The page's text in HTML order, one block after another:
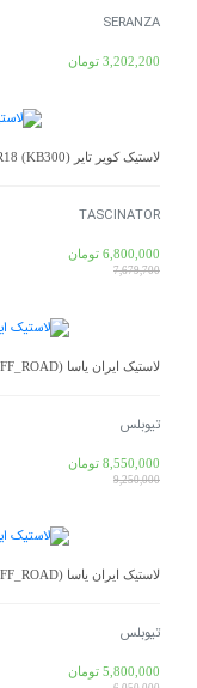
SERANZA
3,202,200 تومان
لاستیک کویر تایر 215/55R18 (KB300)
TASCINATOR
6,800,000 تومان
7,679,700
لاستیک ایران یاسا (TR_OFF_ROAD) 120/90/19
تیوبلس
8,550,000 تومان
9,250,000
لاستیک ایران یاسا (TR_OFF_ROAD) 90/100/21
تیوبلس
5,800,000 تومان